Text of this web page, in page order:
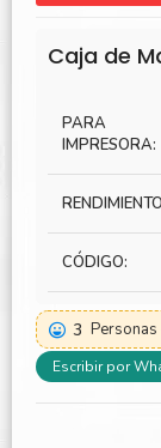
Caja de
PARA
IMPRESORA:
CÓDIGO:
3
Escribir por